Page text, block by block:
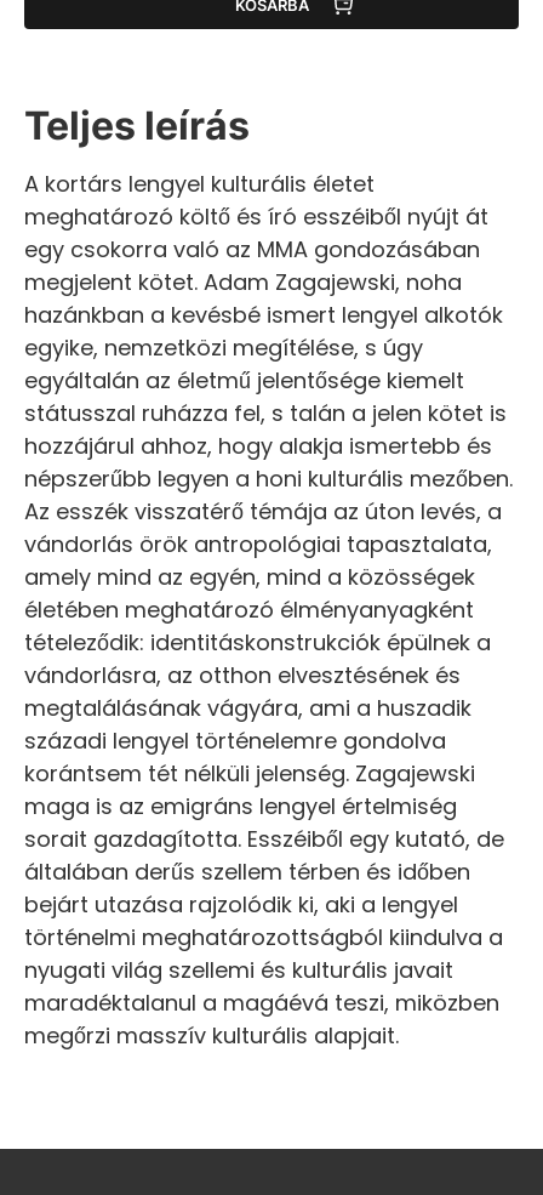
KOSÁRBA
Teljes leírás
A kortárs lengyel kulturális életet
meghatározó költő és író esszéiből nyújt át
egy csokorra való az MMA gondozásában
megjelent kötet. Adam Zagajewski, noha
hazánkban a kevésbé ismert lengyel alkotók
egyike, nemzetközi megítélése, s úgy
egyáltalán az életmű jelentősége kiemelt
státusszal ruházza fel, s talán a jelen kötet is
hozzájárul ahhoz, hogy alakja ismertebb és
népszerűbb legyen a honi kulturális mezőben.
Az esszék visszatérő témája az úton levés, a
vándorlás örök antropológiai tapasztalata,
amely mind az egyén, mind a közösségek
életében meghatározó élményanyagként
tételeződik: identitáskonstrukciók épülnek a
vándorlásra, az otthon elvesztésének és
megtalálásának vágyára, ami a huszadik
századi lengyel történelemre gondolva
korántsem tét nélküli jelenség. Zagajewski
maga is az emigráns lengyel értelmiség
sorait gazdagította. Esszéiből egy kutató, de
általában derűs szellem térben és időben
bejárt utazása rajzolódik ki, aki a lengyel
történelmi meghatározottságból kiindulva a
nyugati világ szellemi és kulturális javait
maradéktalanul a magáévá teszi, miközben
megőrzi masszív kulturális alapjait.